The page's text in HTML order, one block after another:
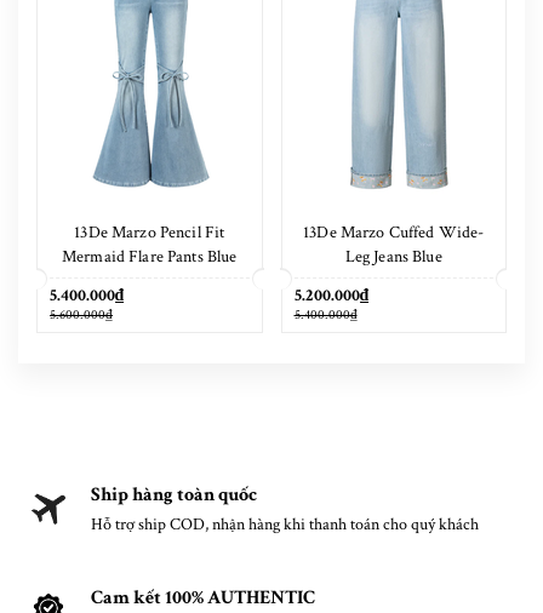
13De Marzo Pencil Fit
Mermaid Flare Pants Blue
5.400.000₫
5.600.000₫
13De Marzo Cuffed Wide-
Leg Jeans Blue
5.200.000₫
5.400.000₫
Ship hàng toàn quốc
Hỗ trợ ship COD, nhận hàng khi thanh toán cho quý khách
Cam kết 100% AUTHENTIC